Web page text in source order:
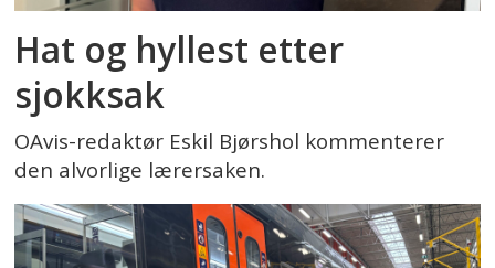
Hat og hyllest etter
sjokksak
OAvis-redaktør Eskil Bjørshol kommenterer
den alvorlige lærersaken.